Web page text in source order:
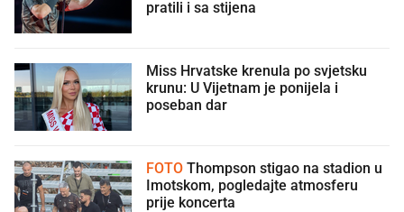
pratili i sa stijena
Miss Hrvatske krenula po svjetsku
krunu: U Vijetnam je ponijela i
poseban dar
FOTO
Imotskom, pogledajte atmosferu
prije koncerta